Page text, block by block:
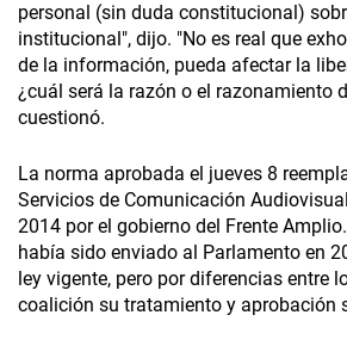
personal (sin duda constitucional)
institucional", dijo. "No es real que
de la información, pueda afectar la
¿cuál será la razón o el razonamiento
cuestionó.
La norma aprobada el jueves 8
Servicios de Comunicación
2014 por el gobierno del Frente
había sido enviado al Parlamento en
ley vigente, pero por diferencias entre
coalición su tratamiento y aprobación